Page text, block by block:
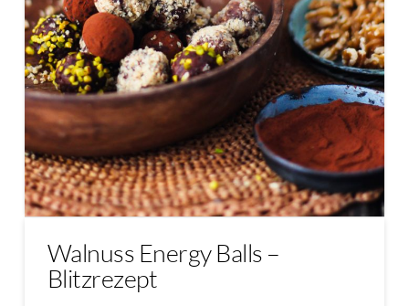
Walnuss Energy Balls –
Blitzrezept